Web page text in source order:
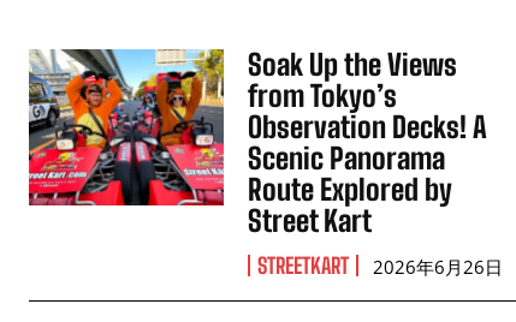
Soak Up the Views
from Tokyo’s
Observation Decks! A
Scenic Panorama
Route Explored by
Street Kart
STREETKART 2026年6月26日